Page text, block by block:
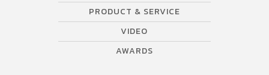
PRODUCT & SERVICE
VIDEO
AWARDS